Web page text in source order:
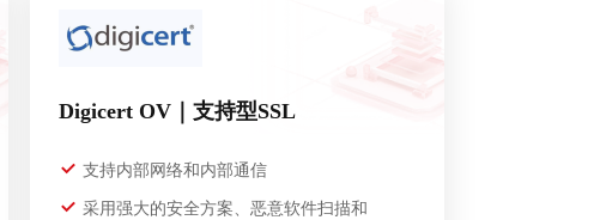
Digicert OV｜支持型SSL
支持内部网络和内部通信
采用强大的安全方案、恶意软件扫描和